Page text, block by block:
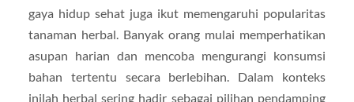
gaya hidup sehat juga ikut memengaruhi popularitas
tanaman herbal. Banyak orang mulai memperhatikan
asupan harian dan mencoba mengurangi konsumsi
bahan tertentu secara berlebihan. Dalam konteks
inilah herbal sering hadir sebagai pilihan pendamping